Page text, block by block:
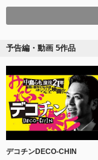
予告編・動画 5作品
デコチンDECO-CHIN